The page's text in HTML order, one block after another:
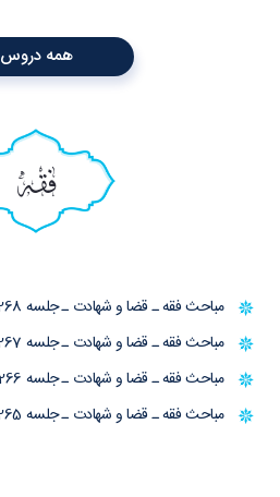
همه دروس
فقه
مباحث فقه ـ قضا و شهادت ـ جلسه 268(1404/11/21)
مباحث فقه ـ قضا و شهادت ـ جلسه 267(1404/11/20)
مباحث فقه ـ قضا و شهادت ـ جلسه 266(1404/11/19)
مباحث فقه ـ قضا و شهادت ـ جلسه 265(1404/11/18)